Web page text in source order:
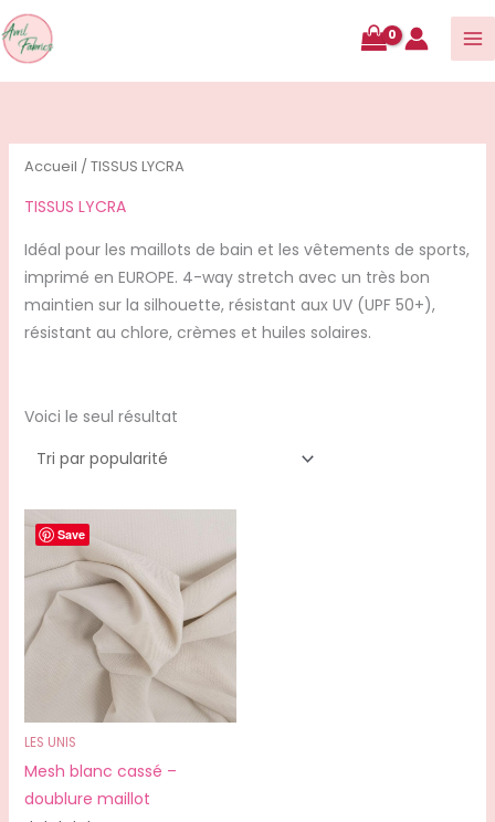
contenu
Accueil / TISSUS LYCRA
TISSUS LYCRA
Idéal pour les maillots de bain et les vêtements de sports,
imprimé en EUROPE. 4-way stretch avec un très bon
maintien sur la silhouette, résistant aux UV (UPF 50+),
résistant au chlore, crèmes et huiles solaires.
Voici le seul résultat
Save
LES UNIS
Mesh blanc cassé –
doublure maillot